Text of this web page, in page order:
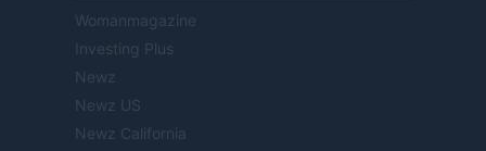
Womanmagazine
Investing Plus
Newz
Newz US
Newz California